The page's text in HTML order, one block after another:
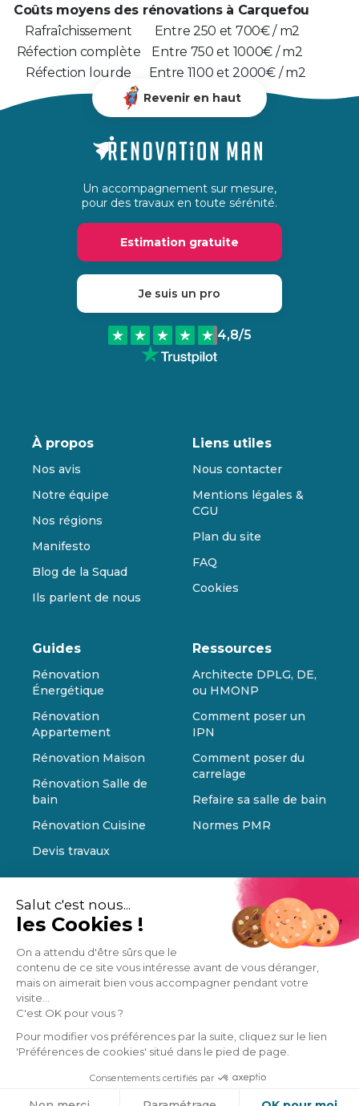
Salut c'est nous...
les Cookies !
On a attendu d'être sûrs que le
contenu de ce site vous intéresse avant de vous déranger,
mais on aimerait bien vous accompagner pendant votre
visite...
C'est OK pour vous ?
Pour modifier vos préférences par la suite, cliquez sur le lien
'Préférences de cookies' situé dans le pied de page.
Consentements certifiés par
Coûts moyens des rénovations à Carquefou
Rafraîchissement
Entre 250 et 700€ / m2
Réfection complète
Entre 750 et 1000€ / m2
Réfection lourde
Entre 1100 et 2000€ / m2
Revenir en haut
Un accompagnement sur mesure,
pour des travaux en toute sérénité.
Estimation gratuite
Je suis un pro
4,8/5
À propos
Nos avis
Notre équipe
Nos régions
Manifesto
Blog de la Squad
Ils parlent de nous
Liens utiles
Nous contacter
Mentions légales &
CGU
Plan du site
FAQ
Cookies
Guides
Rénovation
Énergétique
Rénovation
Appartement
Rénovation Maison
Rénovation Salle de
bain
Rénovation Cuisine
Devis travaux
Ressources
Architecte DPLG, DE,
ou HMONP
Comment poser un
IPN
Comment poser du
carrelage
Refaire sa salle de bain
Normes PMR